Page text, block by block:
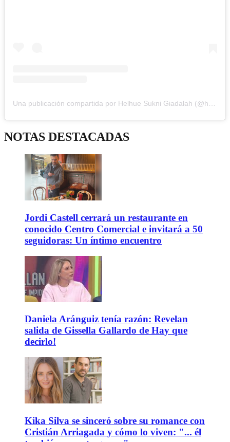
Una publicación compartida por Helhue Sukni Giadalah (@helhuesukni)
NOTAS DESTACADAS
Jordi Castell cerrará un restaurante en
conocido Centro Comercial e invitará a 50
seguidoras: Un íntimo encuentro
Daniela Aránguiz tenía razón: Revelan
salida de Gissella Gallardo de Hay que
decirlo!
Kika Silva se sinceró sobre su romance con
Cristián Arriagada y cómo lo viven: "... él